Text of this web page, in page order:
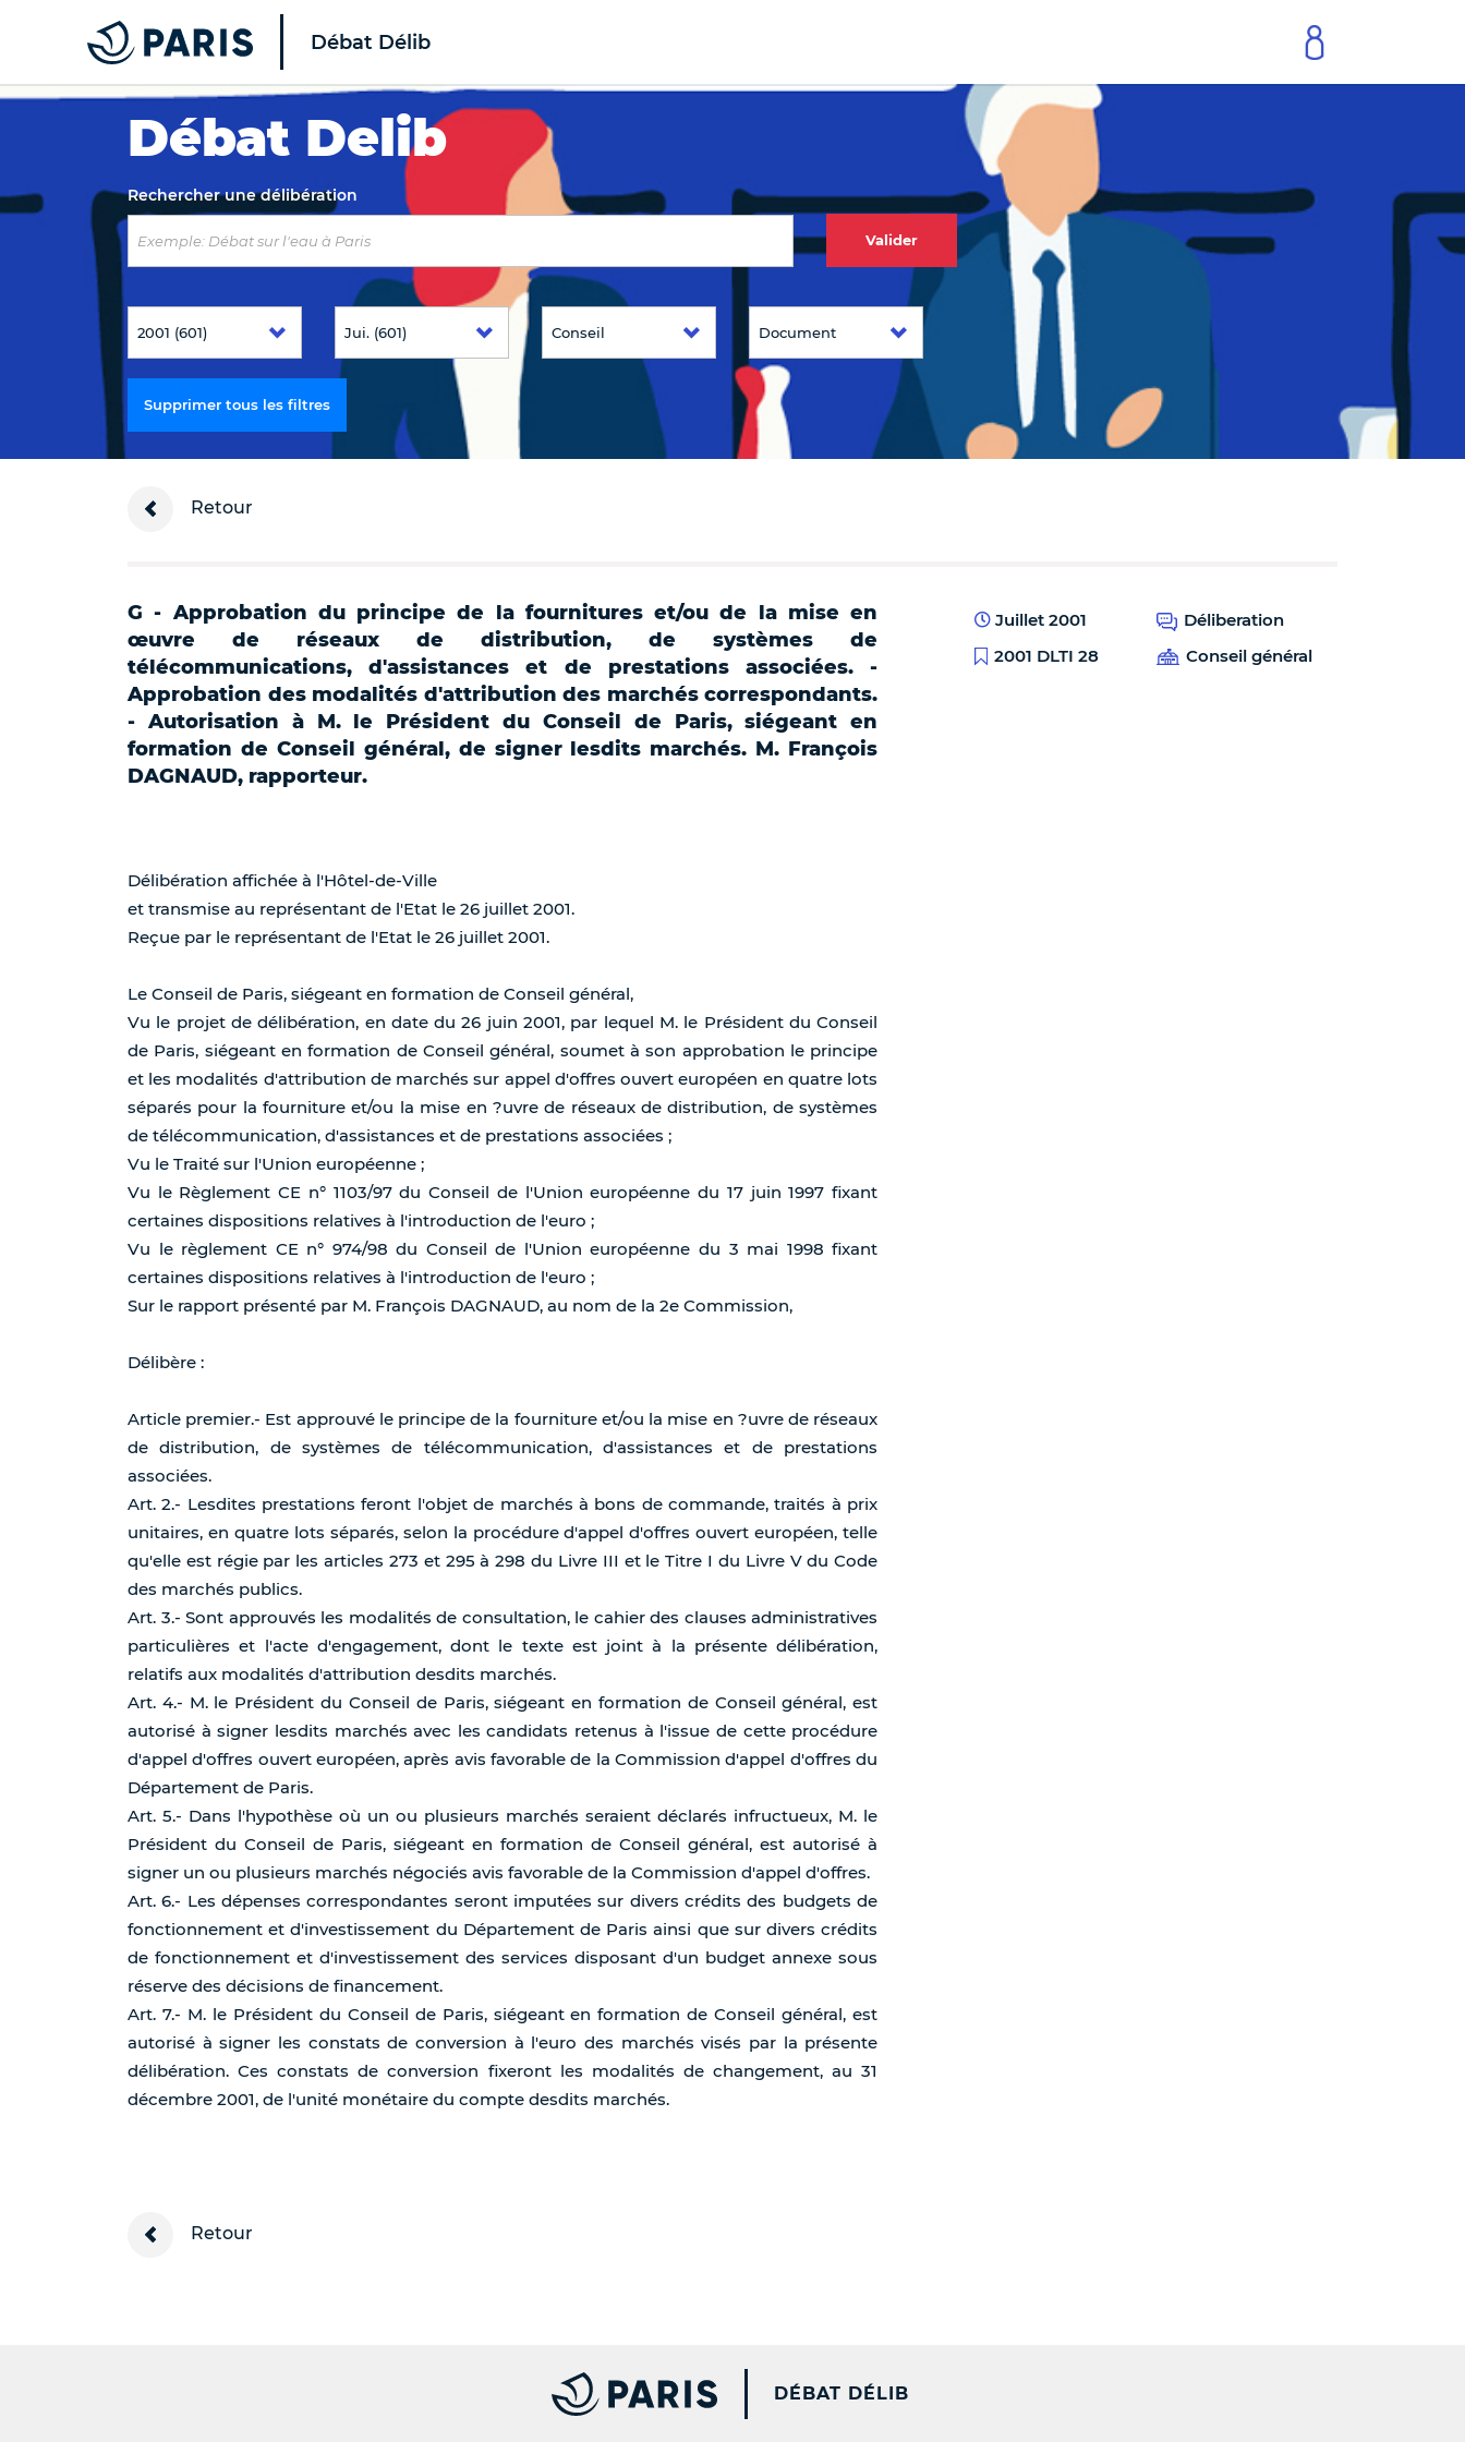
Top of the page
Débat Délib
Débat Delib
Rechercher une délibération
Valider
Supprimer tous les filtres
Retour
G - Approbation du principe de la fournitures et/ou de la mise en
œuvre de réseaux de distribution, de systèmes de
télécommunications, d'assistances et de prestations associées. -
Approbation des modalités d'attribution des marchés correspondants.
- Autorisation à M. le Président du Conseil de Paris, siégeant en
formation de Conseil général, de signer lesdits marchés. M. François
DAGNAUD, rapporteur.
Délibération affichée à l'Hôtel-de-Ville
et transmise au représentant de l'Etat le 26 juillet 2001.
Reçue par le représentant de l'Etat le 26 juillet 2001.
Le Conseil de Paris, siégeant en formation de Conseil général,
Vu le projet de délibération, en date du 26 juin 2001, par lequel M. le Président du Conseil
de Paris, siégeant en formation de Conseil général, soumet à son approbation le principe
et les modalités d'attribution de marchés sur appel d'offres ouvert européen en quatre lots
séparés pour la fourniture et/ou la mise en ?uvre de réseaux de distribution, de systèmes
de télécommunication, d'assistances et de prestations associées ;
Vu le Traité sur l'Union européenne ;
Vu le Règlement CE n° 1103/97 du Conseil de l'Union européenne du 17 juin 1997 fixant
certaines dispositions relatives à l'introduction de l'euro ;
Vu le règlement CE n° 974/98 du Conseil de l'Union européenne du 3 mai 1998 fixant
certaines dispositions relatives à l'introduction de l'euro ;
Sur le rapport présenté par M. François DAGNAUD, au nom de la 2e Commission,
Délibère :
Article premier.- Est approuvé le principe de la fourniture et/ou la mise en ?uvre de réseaux
de distribution, de systèmes de télécommunication, d'assistances et de prestations
associées.
Art. 2.- Lesdites prestations feront l'objet de marchés à bons de commande, traités à prix
unitaires, en quatre lots séparés, selon la procédure d'appel d'offres ouvert européen, telle
qu'elle est régie par les articles 273 et 295 à 298 du Livre III et le Titre I du Livre V du Code
des marchés publics.
Art. 3.- Sont approuvés les modalités de consultation, le cahier des clauses administratives
particulières et l'acte d'engagement, dont le texte est joint à la présente délibération,
relatifs aux modalités d'attribution desdits marchés.
Art. 4.- M. le Président du Conseil de Paris, siégeant en formation de Conseil général, est
autorisé à signer lesdits marchés avec les candidats retenus à l'issue de cette procédure
d'appel d'offres ouvert européen, après avis favorable de la Commission d'appel d'offres du
Département de Paris.
Art. 5.- Dans l'hypothèse où un ou plusieurs marchés seraient déclarés infructueux, M. le
Président du Conseil de Paris, siégeant en formation de Conseil général, est autorisé à
signer un ou plusieurs marchés négociés avis favorable de la Commission d'appel d'offres.
Art. 6.- Les dépenses correspondantes seront imputées sur divers crédits des budgets de
fonctionnement et d'investissement du Département de Paris ainsi que sur divers crédits
de fonctionnement et d'investissement des services disposant d'un budget annexe sous
réserve des décisions de financement.
Art. 7.- M. le Président du Conseil de Paris, siégeant en formation de Conseil général, est
autorisé à signer les constats de conversion à l'euro des marchés visés par la présente
délibération. Ces constats de conversion fixeront les modalités de changement, au 31
décembre 2001, de l'unité monétaire du compte desdits marchés.
Juillet 2001
Déliberation
2001 DLTI 28
Conseil général
Retour
PARIS.FR [NEW WINDOW]
DÉBAT DÉLIB